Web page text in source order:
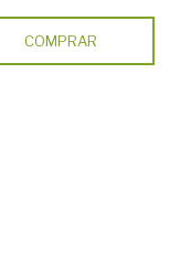
COMPRAR